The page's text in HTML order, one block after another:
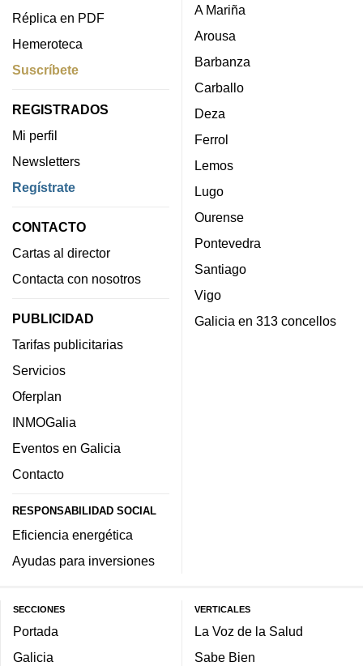
Réplica en PDF
Hemeroteca
Suscríbete
REGISTRADOS
Mi perfil
Newsletters
Regístrate
CONTACTO
Cartas al director
Contacta con nosotros
PUBLICIDAD
Tarifas publicitarias
Servicios
Oferplan
INMOGalia
Eventos en Galicia
Contacto
RESPONSABILIDAD SOCIAL
Eficiencia energética
Ayudas para inversiones
A Mariña
Arousa
Barbanza
Carballo
Deza
Ferrol
Lemos
Lugo
Ourense
Pontevedra
Santiago
Vigo
Galicia en 313 concellos
SECCIONES
Portada
Galicia
VERTICALES
La Voz de la Salud
Sabe Bien